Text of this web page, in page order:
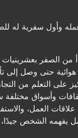
وأول سفرية له
من الصفر
هوائية حتى وصل
على التعلم من
وأسواق
العمل،
الشخص جيدًا،